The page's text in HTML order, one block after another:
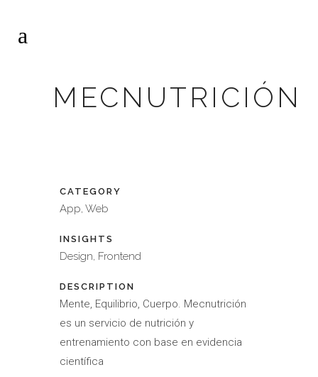
MECNUTRICIÓN
CATEGORY
App, Web
INSIGHTS
Design, Frontend
DESCRIPTION
Mente, Equilibrio, Cuerpo. Mecnutrición
es un servicio de nutrición y
entrenamiento con base en evidencia
científica